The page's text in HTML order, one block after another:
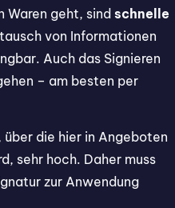
Waren geht, sind schnelle
von Informationen
Auch das Signieren
– am besten per
die hier in Angeboten
sehr hoch. Daher muss
zur Anwendung